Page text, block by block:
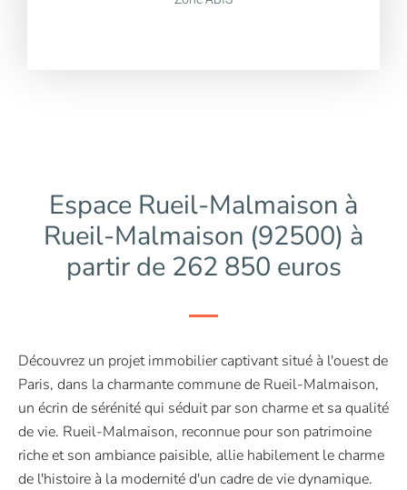
Espace Rueil-Malmaison à
Rueil-Malmaison (92500) à
partir de 262 850 euros
Découvrez un projet immobilier captivant situé à l'ouest de
Paris, dans la charmante commune de Rueil-Malmaison,
un écrin de sérénité qui séduit par son charme et sa qualité
de vie. Rueil-Malmaison, reconnue pour son patrimoine
riche et son ambiance paisible, allie habilement le charme
de l'histoire à la modernité d'un cadre de vie dynamique.